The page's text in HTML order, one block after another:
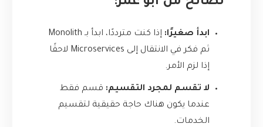
ابدأ صغيرًا:
إذا كنت مترددًا، ابدأ بـ Monolith
ثم فكر في الانتقال إلى Microservices لاحقًا
إذا لزم الأمر.
لا تقسم لمجرد التقسيم: قسم فقط
عندما يكون هناك حاجة حقيقية لتقسيم
الخدمات.